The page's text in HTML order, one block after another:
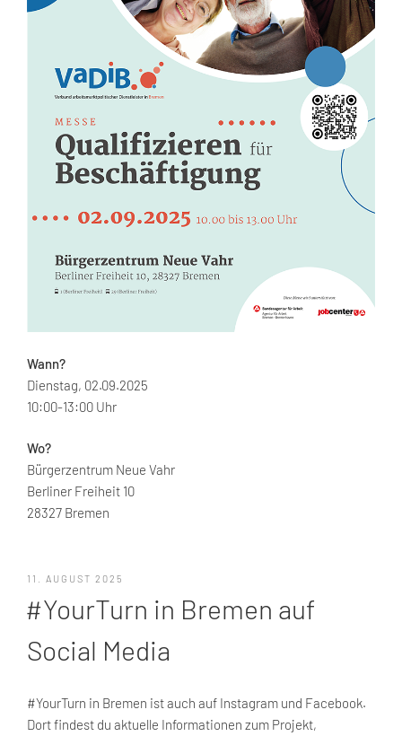
Wann?
Dienstag, 02.09.2025
10:00-13:00 Uhr
Wo?
Bürgerzentrum Neue Vahr
Berliner Freiheit 10
28327 Bremen
VERÖFFENTLICHT
11. AUGUST 2025
#YourTurn in Bremen auf
Social Media
#YourTurn in Bremen ist auch auf Instagram und Facebook.
Dort findest du aktuelle Informationen zum Projekt,